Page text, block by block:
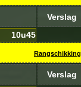
Verslag
10u45
Rangschikking
Verslag